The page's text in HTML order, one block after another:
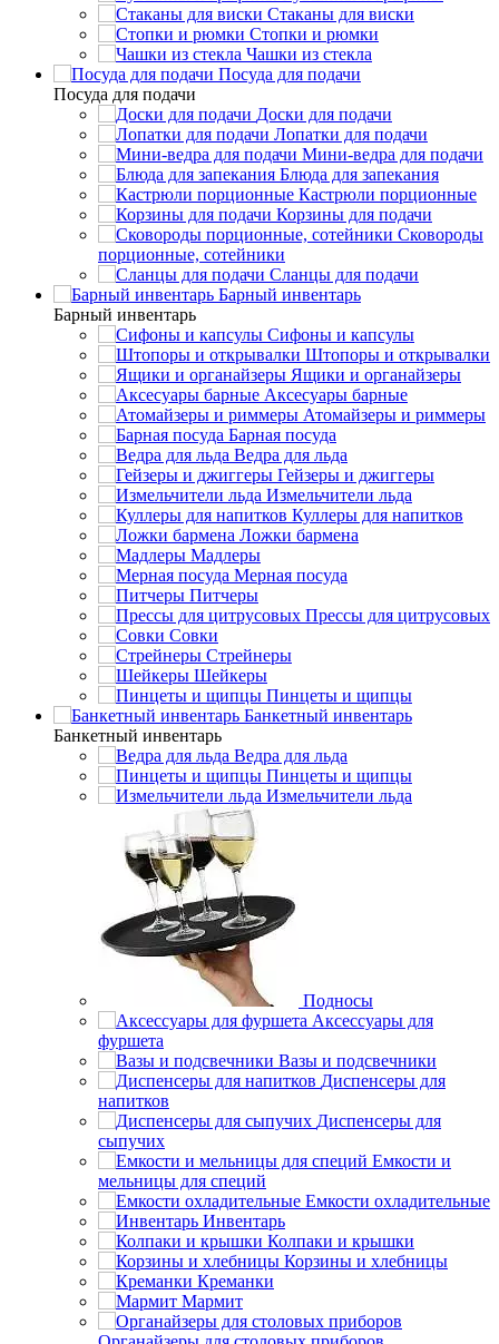
Стаканы для виски
Стопки и рюмки
Чашки из стекла
Посуда для подачи
Посуда для подачи
Доски для подачи
Лопатки для подачи
Мини-ведра для подачи
Блюда для запекания
Кастрюли порционные
Корзины для подачи
Сковороды
порционные, сотейники
Сланцы для подачи
Барный инвентарь
Барный инвентарь
Сифоны и капсулы
Штопоры и открывалки
Ящики и органайзеры
Аксесуары барные
Атомайзеры и риммеры
Барная посуда
Ведра для льда
Гейзеры и джиггеры
Измельчители льда
Куллеры для напитков
Ложки бармена
Мадлеры
Мерная посуда
Питчеры
Прессы для цитрусовых
Совки
Стрейнеры
Шейкеры
Пинцеты и щипцы
Банкетный инвентарь
Банкетный инвентарь
Ведра для льда
Пинцеты и щипцы
Измельчители льда
Подносы
Аксессуары для
фуршета
Вазы и подсвечники
Диспенсеры для
напитков
Диспенсеры для
сыпучих
Емкости и
мельницы для специй
Емкости охладительные
Инвентарь
Колпаки и крышки
Корзины и хлебницы
Креманки
Мармит